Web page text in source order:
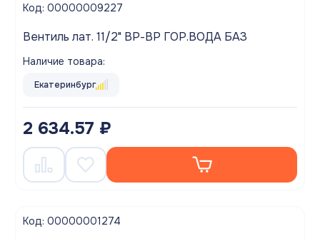
Код: 00000009227
Вентиль лат. 11/2" ВР-ВР ГОР.ВОДА БАЗ
Наличие товара:
Екатеринбург
2 634.57 ₽
Код: 00000001274